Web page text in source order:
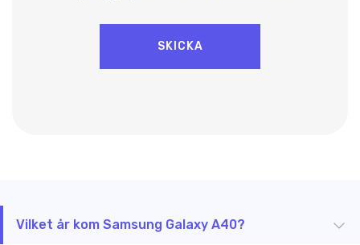
Vilket år kom Samsung Galaxy A40?